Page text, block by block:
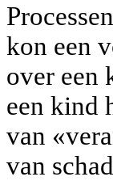
kon een
over een
een kind
van
van